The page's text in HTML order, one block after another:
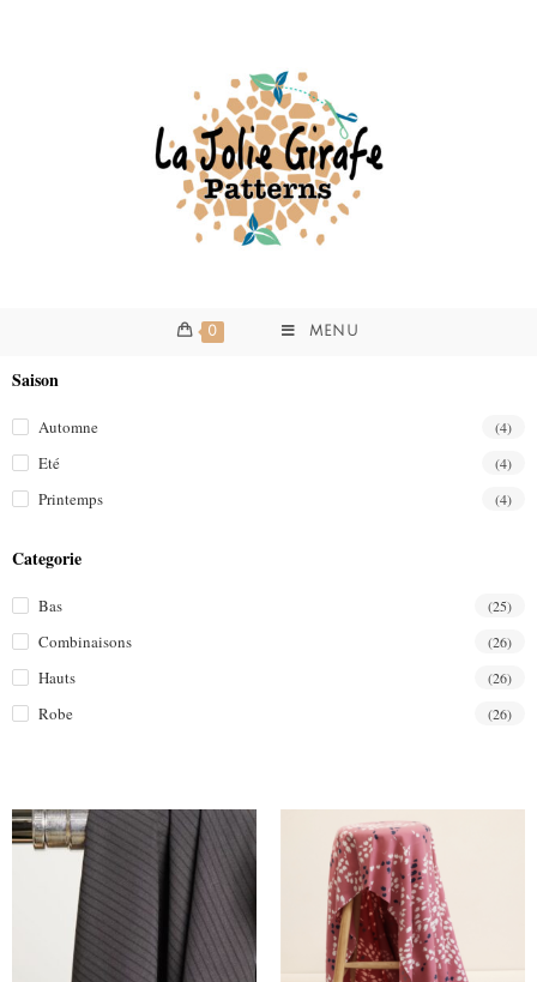
0 MENU
Saison
Automne (4)
Eté (4)
Printemps (4)
Categorie
Bas (25)
Combinaisons (26)
Hauts (26)
Robe (26)